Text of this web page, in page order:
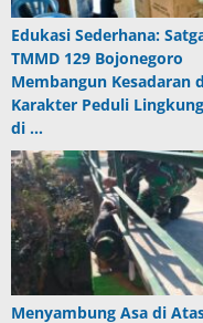
Edukasi Sederhana:
TMMD 129 Bojonegoro
Membangun Kesadaran
Karakter Peduli
di …
Menyambung Asa di